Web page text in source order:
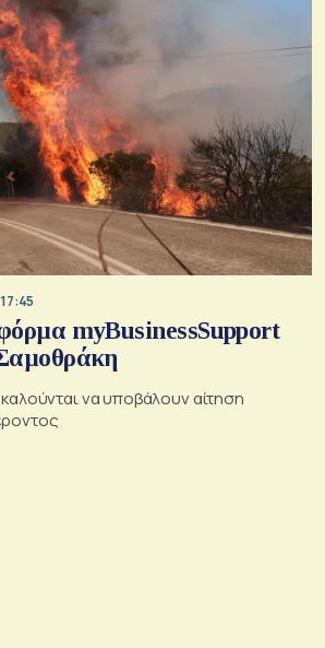
myBusinessSupport
να υποβάλουν αίτηση